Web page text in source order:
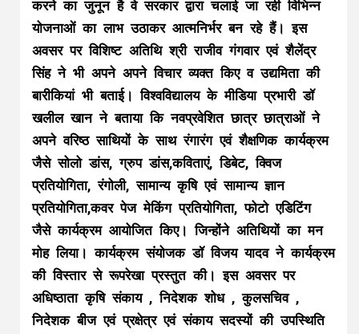
करने का जुनून है वे सरकार द्वारा चलाई जा रही विभिन्न
योजनाओं का लाभ उठाकर आत्मनिर्भर बन रहे हैं। इस
अवसर पर विशिष्ट अतिथि श्री राजीव गंगवार एवं शैलेंद्र
सिंह ने भी अपने अपने विचार व्यक्त किए व उद्यमिता की
बारीकियां भी बताई। विश्वविद्यालय के मीडिया प्रभारी डॉ
खलील खान ने बताया कि नवप्रवेशित छात्र छात्राओं ने
अपने वरिष्ठ साथियों के साथ रंगारंग एवं शैक्षणिक कार्यक्रम
जैसे सोलो डांस, ग्रुप डांस,कविताएं, डिबेट, क्विज
प्रतियोगिता, रंगोली, सामान्य कृषि एवं सामान्य ज्ञान
प्रतियोगिता,कवर पेज मेकिंग प्रतियोगिता, फोटो एडिटिंग
जैसे कार्यक्रम आयोजित किए। जिन्होंने अतिथियों का मन
मोह लिया। कार्यक्रम संयोजक डॉ विजय यादव ने कार्यक्रम
की विस्तार से रूपरेखा प्रस्तुत की। इस अवसर पर
अधिष्ठाता कृषि संकाय , निदेशक शोध , कुलसचिव ,
निदेशक बीज एवं प्रक्षेत्र एवं संकाय सदस्यों की उपस्थिति